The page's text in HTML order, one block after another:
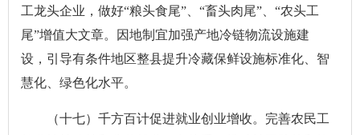
工龙头企业，做好“粮头食尾”、“畜头肉尾”、“农头工
尾”增值大文章。因地制宜加强产地冷链物流设施建
设，引导有条件地区整县提升冷藏保鲜设施标准化、智
慧化、绿色化水平。
（十七）千方百计促进就业创业增收。完善农民工